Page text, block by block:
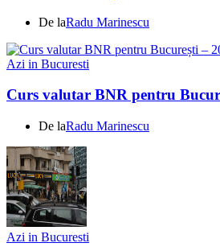
De laRadu Marinescu
Azi in Bucuresti
Curs valutar BNR pentru
De laRadu Marinescu
Azi in Bucuresti